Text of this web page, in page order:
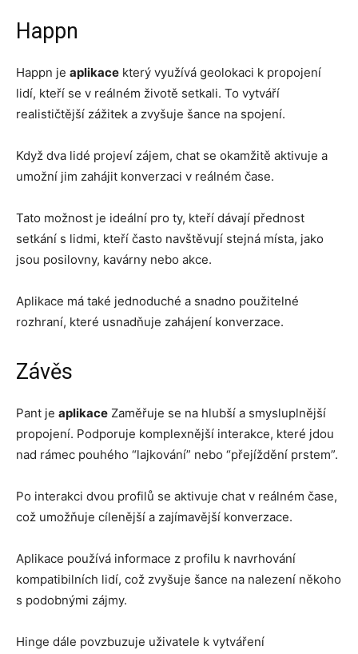
Happn
Happn je aplikace který využívá geolokaci k propojení
lidí, kteří se v reálném životě setkali. To vytváří
realističtější zážitek a zvyšuje šance na spojení.
Když dva lidé projeví zájem, chat se okamžitě aktivuje a
umožní jim zahájit konverzaci v reálném čase.
Tato možnost je ideální pro ty, kteří dávají přednost
setkání s lidmi, kteří často navštěvují stejná místa, jako
jsou posilovny, kavárny nebo akce.
Aplikace má také jednoduché a snadno použitelné
rozhraní, které usnadňuje zahájení konverzace.
Závěs
Pant je aplikace Zaměřuje se na hlubší a smysluplnější
propojení. Podporuje komplexnější interakce, které jdou
nad rámec pouhého “lajkování” nebo “přejíždění prstem”.
Po interakci dvou profilů se aktivuje chat v reálném čase,
což umožňuje cílenější a zajímavější konverzace.
Aplikace používá informace z profilu k navrhování
kompatibilních lidí, což zvyšuje šance na nalezení někoho
s podobnými zájmy.
Hinge dále povzbuzuje uživatele k vytváření